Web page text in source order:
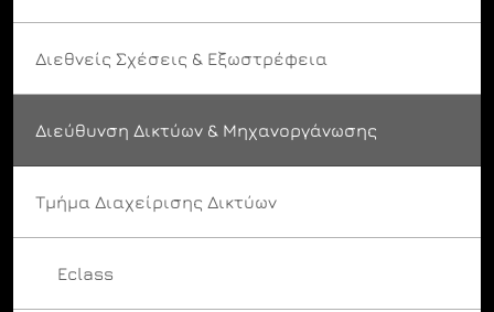
Διεθνείς Σχέσεις & Εξωστρέφεια
Διεύθυνση Δικτύων & Μηχανοργάνωσης
Τμήμα Διαχείρισης Δικτύων
Eclass